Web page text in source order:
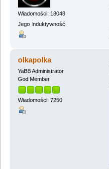
Wiadomości: 18048
Jego Induktywność
olkapolka
YaBB Administrator
God Member
Wiadomości: 7250